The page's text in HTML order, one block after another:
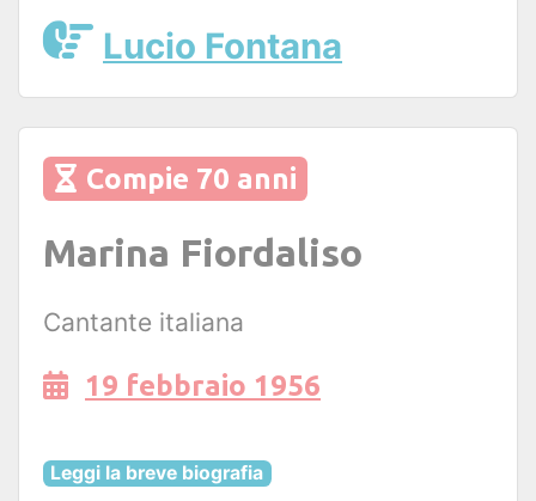
Lucio Fontana
Compie 70 anni
Marina Fiordaliso
Cantante italiana
19 febbraio 1956
Leggi la breve biografia